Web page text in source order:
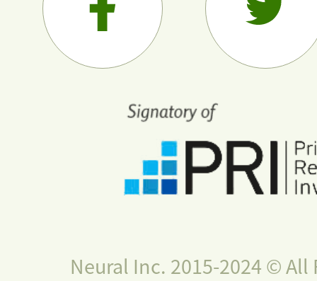
Neural Inc. 2015-2024 © All